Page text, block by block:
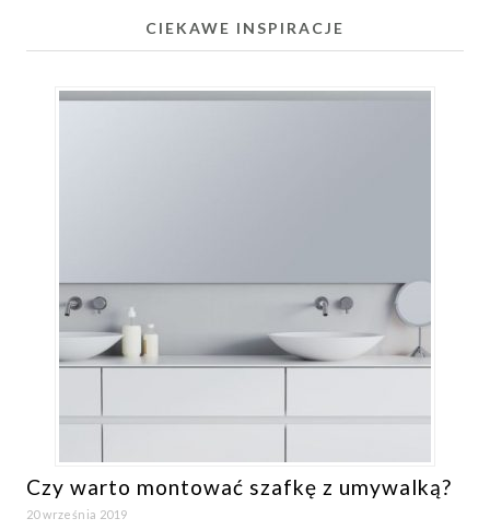
CIEKAWE INSPIRACJE
Czy warto montować szafkę z umywalką?
20 września 2019